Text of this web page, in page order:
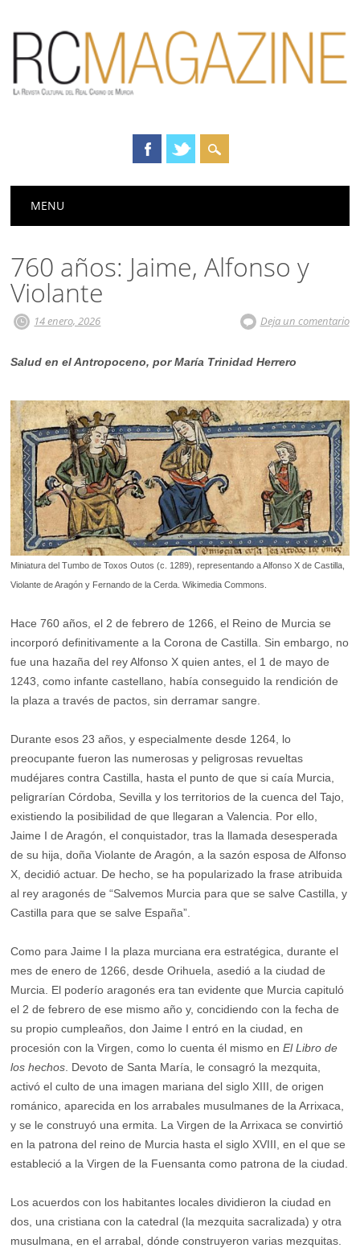
Menú principal
MENU
760 años: Jaime, Alfonso y
Violante
14 enero, 2026 Deja un comentario
Salud en el Antropoceno, por María Trinidad Herrero
Miniatura del Tumbo de Toxos Outos (c. 1289), representando a Alfonso X de Castilla,
Violante de Aragón y Fernando de la Cerda. Wikimedia Commons.
Hace 760 años, el 2 de febrero de 1266, el Reino de Murcia se
incorporó definitivamente a la Corona de Castilla. Sin embargo, no
fue una hazaña del rey Alfonso X quien antes, el 1 de mayo de
1243, como infante castellano, había conseguido la rendición de
la plaza a través de pactos, sin derramar sangre.
Durante esos 23 años, y especialmente desde 1264, lo
preocupante fueron las numerosas y peligrosas revueltas
mudéjares contra Castilla, hasta el punto de que si caía Murcia,
peligrarían Córdoba, Sevilla y los territorios de la cuenca del Tajo,
existiendo la posibilidad de que llegaran a Valencia. Por ello,
Jaime I de Aragón, el conquistador, tras la llamada desesperada
de su hija, doña Violante de Aragón, a la sazón esposa de Alfonso
X, decidió actuar. De hecho, se ha popularizado la frase atribuida
al rey aragonés de “Salvemos Murcia para que se salve Castilla, y
Castilla para que se salve España”.
Como para Jaime I la plaza murciana era estratégica, durante el
mes de enero de 1266, desde Orihuela, asedió a la ciudad de
Murcia. El poderío aragonés era tan evidente que Murcia capituló
el 2 de febrero de ese mismo año y, concidiendo con la fecha de
su propio cumpleaños, don Jaime I entró en la ciudad, en
procesión con la Virgen, como lo cuenta él mismo enEl Libro de
los hechos . Devoto de Santa María, le consagró la mezquita,
activó el culto de una imagen mariana del siglo XIII, de origen
románico, aparecida en los arrabales musulmanes de la Arrixaca,
y se le construyó una ermita. La Virgen de la Arrixaca se convirtió
en la patrona del reino de Murcia hasta el siglo XVIII, en el que se
estableció a la Virgen de la Fuensanta como patrona de la ciudad.
Los acuerdos con los habitantes locales dividieron la ciudad en
dos, una cristiana con la catedral (la mezquita sacralizada) y otra
musulmana, en el arrabal, dónde construyeron varias mezquitas.